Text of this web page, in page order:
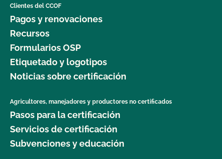
Clientes del CCOF
Pagos y renovaciones
Recursos
Formularios OSP
Etiquetado y logotipos
Noticias sobre certificación
Agricultores, manejadores y productores no certificados
Pasos para la certificación
Servicios de certificación
Subvenciones y educación